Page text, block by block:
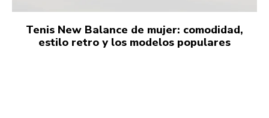
Tenis New Balance de mujer: comodidad,
estilo retro y los modelos populares